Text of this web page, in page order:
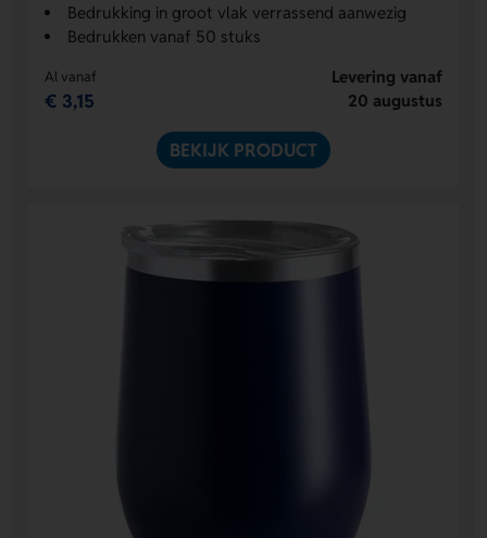
Bedrukking in groot vlak verrassend aanwezig
Bedrukken vanaf 50 stuks
Al vanaf
€ 3,15
Levering vanaf
20 augustus
BEKIJK PRODUCT